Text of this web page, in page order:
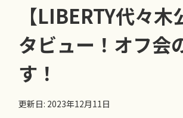
【LIBERTY代々
タビュー！オフ会
す！
更新日: 2023年12月11日